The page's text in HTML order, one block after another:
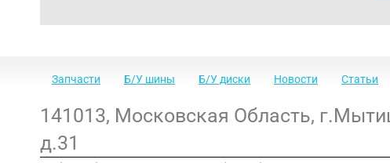
Запчасти Б/У шины Б/У диски Новости Статьи
141013, Московская Область,
д.31